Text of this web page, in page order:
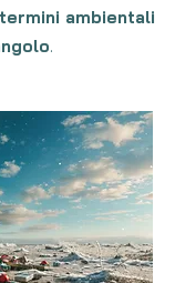
ambientali
.